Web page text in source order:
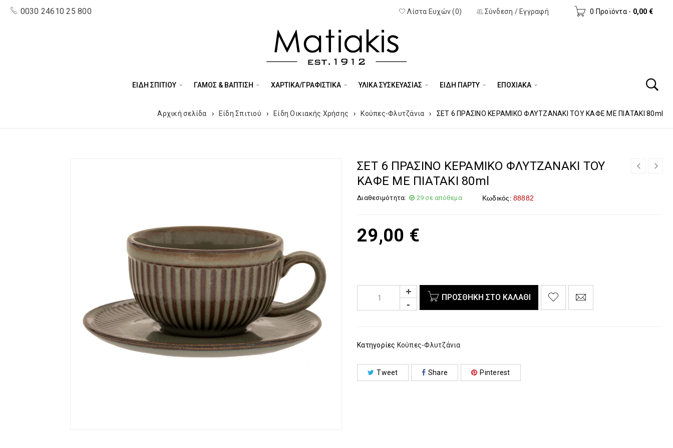
0030 24610 25 800 0 Προϊόντα - 0,00 €
Σύνδεση / Εγγραφή
Λίστα Ευχών (0)
ΕΙΔΗ ΣΠΙΤΙΟΥ ΓΑΜΟΣ & ΒΑΠΤΙΣΗ ΧΑΡΤΙΚΑ/ΓΡΑΦΙΣΤΙΚΑ ΥΛΙΚΑ ΣΥΣΚΕΥΑΣΙΑΣ ΕΊΔΗ ΠΆΡΤΥ ΕΠΟΧΙΑΚΑ
Αρχική σελίδα › Είδη Σπιτιού › Είδη Οικιακής Χρήσης › Κούπες-Φλυτζάνια › ΣΕΤ 6 ΠΡΑΣΙΝΟ ΚΕΡΑΜΙΚΟ ΦΛΥΤΖΑΝΑΚΙ TOY ΚΑΦΕ ΜΕ ΠΙΑΤΑΚΙ 80ml
ΣΕΤ 6 ΠΡΑΣΙΝΟ ΚΕΡΑΜΙΚΟ ΦΛΥΤΖΑΝΑΚΙ TOY
ΚΑΦΕ ΜΕ ΠΙΑΤΑΚΙ 80ml
Διαθεσιμότητα: 29 σε απόθεμα Κωδικός: 88882
29,00 €
ΠΡΟΣΘΉΚΗ ΣΤΟ ΚΑΛΆΘΙ
Κατηγορίες Κούπες-Φλυτζάνια
Tweet Share Pinterest